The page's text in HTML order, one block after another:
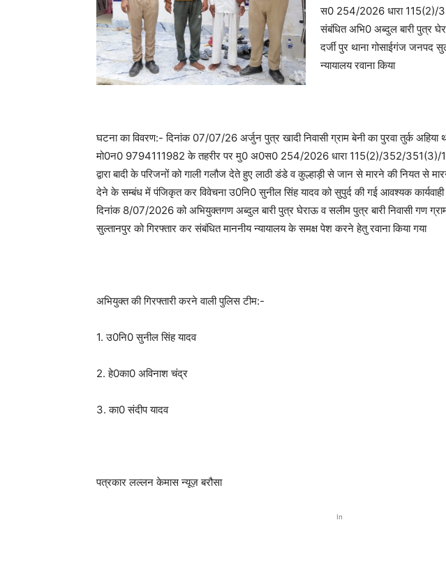
स0 254/2026 धारा 115(2)/
संबंधित अभि0 अब्दुल बारी पुत्र
दर्जी पुर थाना गोसाईगंज जनपद
न्यायालय रवाना किया
घटना का विवरण:- दिनांक 07/07/26 अर्जुन पुत्र खादी निवासी ग्राम बेनी का पुरवा तुर्क
मो0न0 9794111982 के तहरीर पर मु0 अ0स0 254/2026 धारा 115(2)/352/351(3)/
द्वारा बादी के परिजनों को गाली गलौज देते हुए लाठी डंडे व कुल्हाड़ी से जान से मारने की नियत से
देने के सम्बंध में पंजिकृत कर विवेचना उ0नि0 सुनील सिंह यादव को सुपुर्द की गई आवश्यक
दिनांक 8/07/2026 को अभियुक्तगण अब्दुल बारी पुत्र घेराऊ व सलीम पुत्र बारी निवासी गण
सुल्तानपुर को गिरफ्तार कर संबंधित माननीय न्यायालय के समक्ष पेश करने हेतु रवाना किया गया
अभियुक्त की गिरफ्तारी करने वाली पुलिस टीम:-
1. उ0नि0 सुनील सिंह यादव
2. हे0का0 अविनाश चंद्र
3. का0 संदीप यादव
पत्रकार लल्लन केमास न्यूज़ बरौसा
In